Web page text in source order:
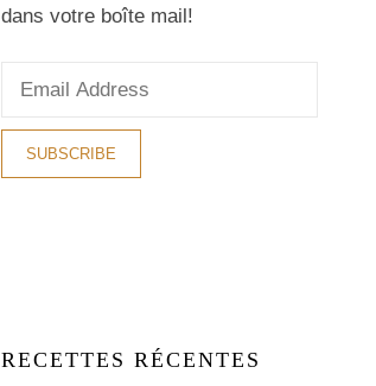
dans votre boîte mail!
RECETTES RÉCENTES